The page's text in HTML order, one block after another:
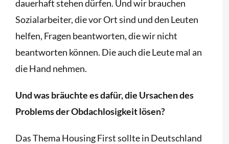
dauerhaft stehen dürfen. Und wir brauchen
Sozialarbeiter, die vor Ort sind und den Leuten
helfen, Fragen beantworten, die wir nicht
beantworten können. Die auch die Leute mal an
die Hand nehmen.
Und was bräuchte es dafür, die Ursachen des
Problems der Obdachlosigkeit lösen?
Das Thema Housing First sollte in Deutschland